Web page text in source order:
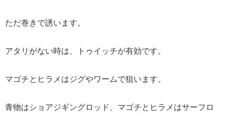
ただ巻きで誘います。
アタリがない時は、トゥイッチが有効です。
マゴチとヒラメはジグやワームで狙います。
青物はショアジギングロッド、マゴチとヒラメはサーフロ